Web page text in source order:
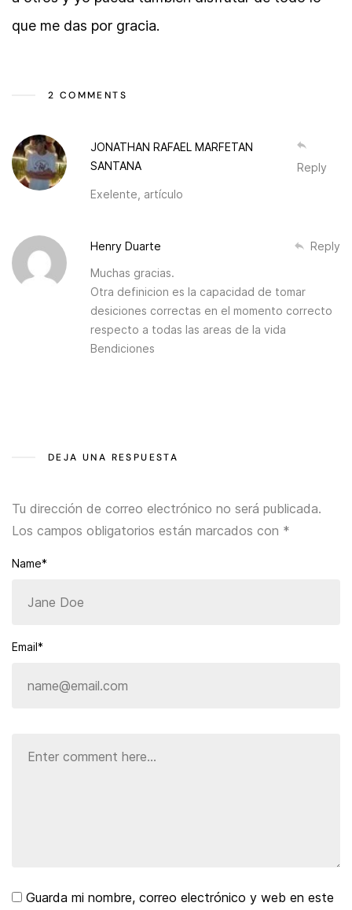
que me das por gracia.
2 COMMENTS
JONATHAN RAFAEL MARFETAN
SANTANA
Reply
Exelente, artículo
Henry Duarte
Reply
Muchas gracias.
Otra definicion es la capacidad de tomar
desiciones correctas en el momento correcto
respecto a todas las areas de la vida
Bendiciones
DEJA UNA RESPUESTA
Tu dirección de correo electrónico no será publicada.
Los campos obligatorios están marcados con *
Name*
Email*
Guarda mi nombre, correo electrónico y web en este